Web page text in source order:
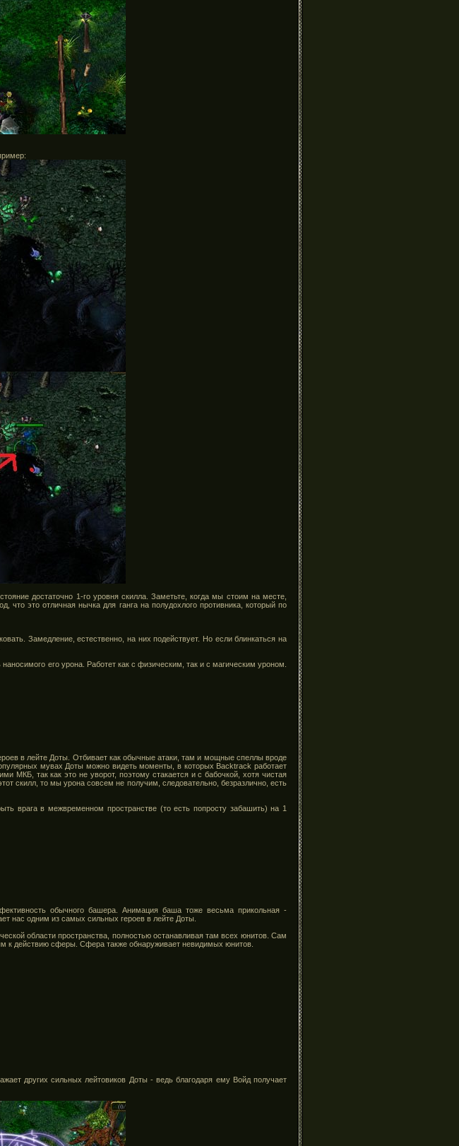
достаточно 1-го уровня скилла. Заметьте, когда мы стоим на месте,
что это отличная нычка для ганга на полудохлого противника, который по
Замедление, естественно, на них подействует. Но если блинкаться на
его урона. Работет как с физическим, так и с магическим уроном.
в лейте Доты. Отбивает как обычные атаки, там и мощные спеллы вроде
мувах Доты можно видеть моменты, в которых Backtrack работает
МКБ, так как это не уворот, поэтому стакается и с бабочкой, хотя чистая
скилл, то мы урона совсем не получим, следовательно, безразлично, есть
врага в межвременном пространстве (то есть попросту забашить) на 1
обычного башера. Анимация баша тоже весьма прикольная -
нас одним из самых сильных героев в лейте Доты.
области пространства, полностью останавливая там всех юнитов. Сам
к действию сферы. Сфера также обнаруживает невидимых юнитов.
других сильных лейтовиков Доты - ведь благодаря ему Войд получает